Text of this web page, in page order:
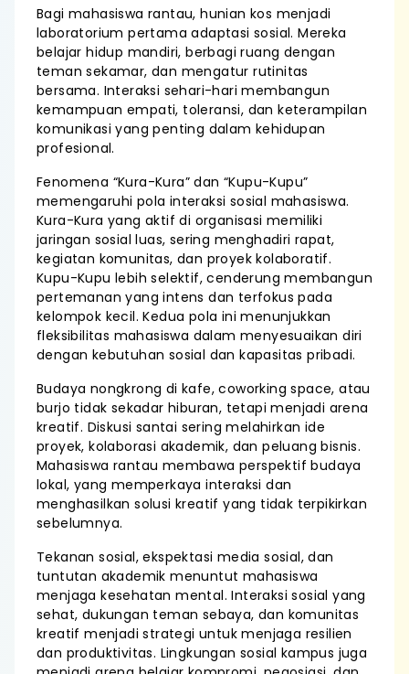
Bagi mahasiswa rantau, hunian kos menjadi
laboratorium pertama adaptasi sosial. Mereka
belajar hidup mandiri, berbagi ruang dengan
teman sekamar, dan mengatur rutinitas
bersama. Interaksi sehari-hari membangun
kemampuan empati, toleransi, dan keterampilan
komunikasi yang penting dalam kehidupan
profesional.
Fenomena “Kura-Kura” dan “Kupu-Kupu”
memengaruhi pola interaksi sosial mahasiswa.
Kura-Kura yang aktif di organisasi memiliki
jaringan sosial luas, sering menghadiri rapat,
kegiatan komunitas, dan proyek kolaboratif.
Kupu-Kupu lebih selektif, cenderung membangun
pertemanan yang intens dan terfokus pada
kelompok kecil. Kedua pola ini menunjukkan
fleksibilitas mahasiswa dalam menyesuaikan diri
dengan kebutuhan sosial dan kapasitas pribadi.
Budaya nongkrong di kafe, coworking space, atau
burjo tidak sekadar hiburan, tetapi menjadi arena
kreatif. Diskusi santai sering melahirkan ide
proyek, kolaborasi akademik, dan peluang bisnis.
Mahasiswa rantau membawa perspektif budaya
lokal, yang memperkaya interaksi dan
menghasilkan solusi kreatif yang tidak terpikirkan
sebelumnya.
Tekanan sosial, ekspektasi media sosial, dan
tuntutan akademik menuntut mahasiswa
menjaga kesehatan mental. Interaksi sosial yang
sehat, dukungan teman sebaya, dan komunitas
kreatif menjadi strategi untuk menjaga resilien
dan produktivitas. Lingkungan sosial kampus juga